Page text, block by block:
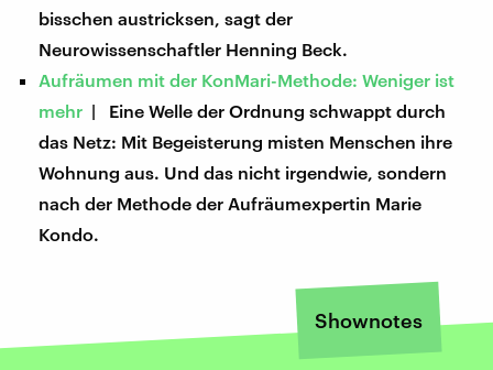
bisschen austricksen, sagt der
Neurowissenschaftler Henning Beck.
Aufräumen mit der KonMari-Methode: Weniger ist
mehr | Eine Welle der Ordnung schwappt durch
das Netz: Mit Begeisterung misten Menschen ihre
Wohnung aus. Und das nicht irgendwie, sondern
nach der Methode der Aufräumexpertin Marie
Kondo.
Shownotes